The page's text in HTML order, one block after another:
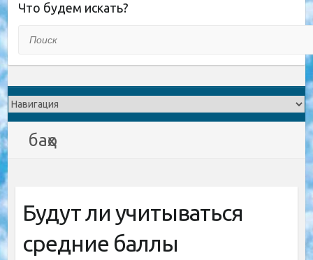
Что будем искать?
баҳо
Будут ли учитываться
средние баллы